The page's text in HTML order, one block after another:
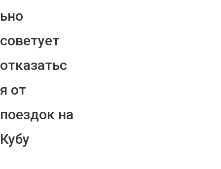
ьно
советует
отказатьс
я от
поездок на
Кубу